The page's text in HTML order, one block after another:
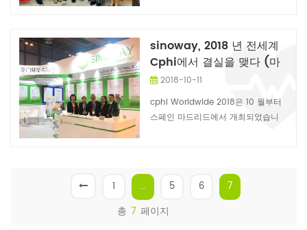
1989 년 씨의 도움으로 matson, 우
리는 sinoway는 일본에 제약 API 및
중간체를 수출하여 일본 시장을 성공
matson은 일본 정부에서 일할 때 항
상 일본과 중국의 평화와 우정을 약속
sinoway, 2018 년 전세계
Cphi에서 결실을 맺다 (마
드리드)
2018-10-11
cphi Worldwide 2018은 10 월부터
스페인 마드리드에서 개최되었습니
제품 팀을 보냈습니다 (부스 번호는
5b42입니다). 전시회 기간 동안, 우
리는 전 세계의 신규 및 신규 고객들
1 ... 5 6 7
총 7 페이지